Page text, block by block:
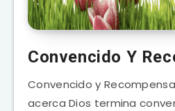
Convencido Y
Convencido y
acerca Dios termina